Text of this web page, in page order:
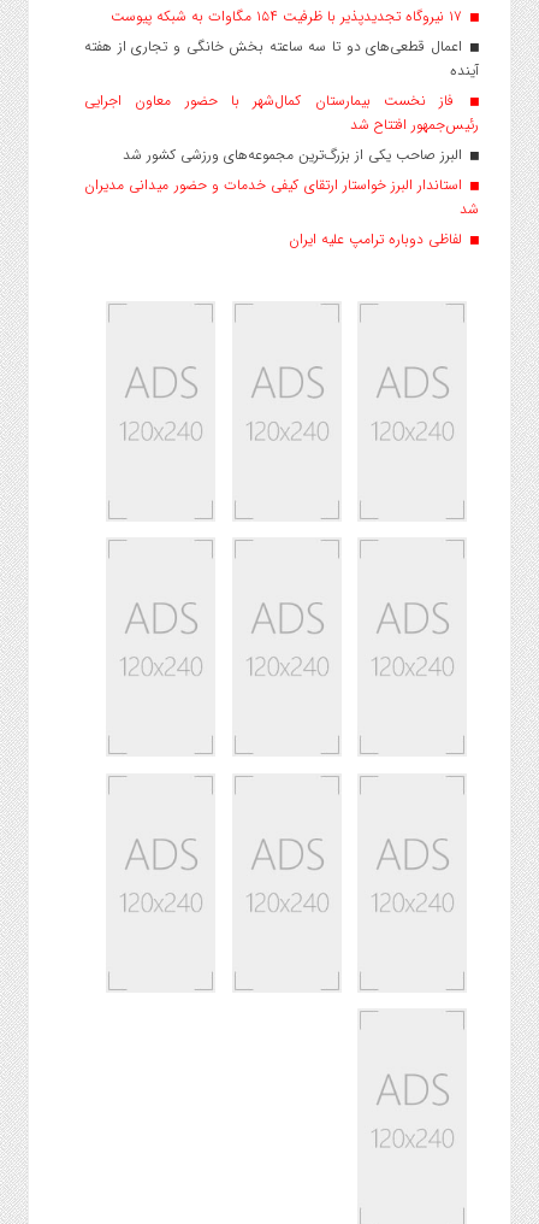
اعمال قطعی‌های دو تا سه ساعته بخش خانگی و تجاری از هفته
آینده
فاز نخست بیمارستان کمال‌شهر با حضور معاون اجرایی
رئیس‌جمهور افتتاح شد
البرز صاحب یکی از بزرگ‌ترین مجموعه‌های ورزشی کشور شد
استاندار البرز خواستار ارتقای کیفی خدمات و حضور میدانی مدیران
شد
لفاظی دوباره ترامپ علیه ایران